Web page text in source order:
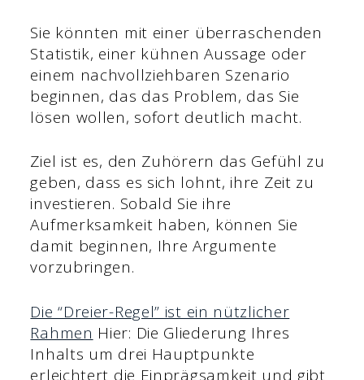
Sie könnten mit einer überraschenden
Statistik, einer kühnen Aussage oder
einem nachvollziehbaren Szenario
beginnen, das das Problem, das Sie
lösen wollen, sofort deutlich macht.
Ziel ist es, den Zuhörern das Gefühl zu
geben, dass es sich lohnt, ihre Zeit zu
investieren. Sobald Sie ihre
Aufmerksamkeit haben, können Sie
damit beginnen, Ihre Argumente
vorzubringen.
Die “Dreier-Regel” ist ein nützlicher
Rahmen Hier: Die Gliederung Ihres
Inhalts um drei Hauptpunkte
erleichtert die Einprägsamkeit und gibt